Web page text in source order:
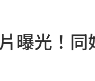
07:11曝光！